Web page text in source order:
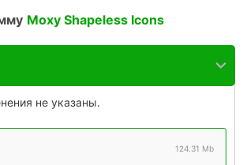
Moxy Shapeless Icons
не указаны.
124.31 Mb